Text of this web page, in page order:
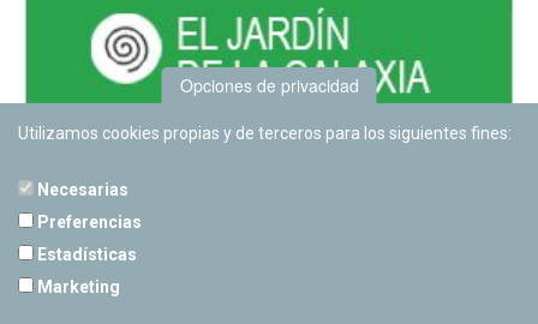
Opciones de privacidad
Utilizamos cookies propias y de terceros para los siguientes fines:
Necesarias
Preferencias
Estadísticas
Marketing